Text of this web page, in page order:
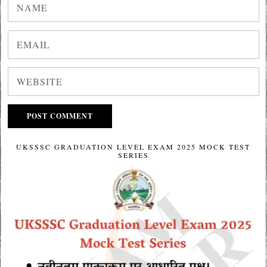
UKSSSC GRADUATION LEVEL EXAM 2025 MOCK TEST
SERIES